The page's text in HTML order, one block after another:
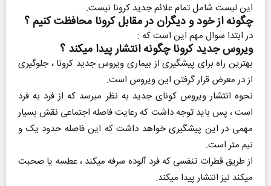
این لیست شامل تمام علائم جدید کرونا نیست.
چگونه از خود و دیگران در مقابل کرونا محافظت کنیم ؟
در ابتدا سوال مهم این است که :
ویروس جدید کرونا چگونه انتشار پیدا میکند ؟
بهترین راه برای پیشگیری از بیماری ویروس جدید کرونا ، جلوگیری
از در معرض قرار گرفتن این ویروس است.
نحوه انتشار ویروس کونای جدید به نظر میرسد که از فرد به فرد
است ، پس باید توجه داشت که رعایت فاصله اجتماعی نقش بسیار
مهمی در این پیشگیری خواهد داشت که این فاصله حدود یک و
نیم متر است.
از طریق قطرات تنفسی که فرد آلوده سرفه میکند ، عطسه یا صحبت
میکند نیز انتشار پیدا میکند.